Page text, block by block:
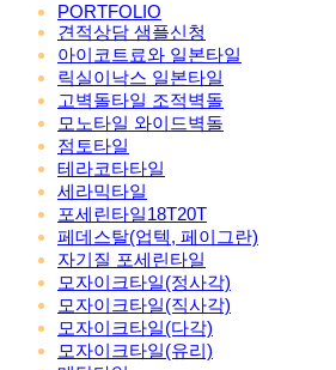
PORTFOLIO
견적상담 샘플신청
아이코트료와 일본타일
릭실이낙스 일본타일
고벽돌타일 조적벽돌
모노타일 와이드벽돌
점토타일
테라코타타일
세라믹타일
포세린타일18T20T
페데스탈(업텍, 페이그란)
자기질 포세린타일
모자이크타일(정사각)
모자이크타일(직사각)
모자이크타일(다각)
모자이크타일(유리)